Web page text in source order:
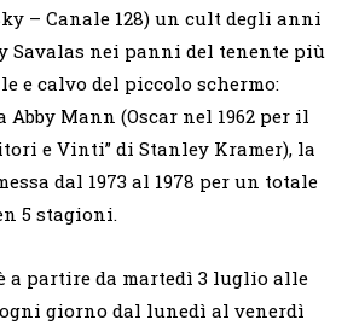
– Canale 128) un cult degli anni
Savalas nei panni del tenente più
e calvo del piccolo schermo:
Abby Mann (Oscar nel 1962 per il
e Vinti” di Stanley Kramer), la
dal 1973 al 1978 per un totale
5 stagioni.
a partire da martedì 3 luglio alle
ogni giorno dal lunedì al venerdì